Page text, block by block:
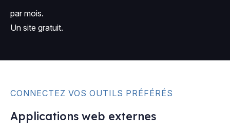
par mois.
Un site gratuit.
CONNECTEZ VOS OUTILS PRÉFÉRÉS
Applications web externes